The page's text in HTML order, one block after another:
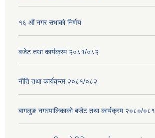
१६ ‌औं नगर सभाकाे निर्णय
बजेट तथा कार्यक्रम २०८१/०८२
नीति तथा कार्यक्रम २०८१/०८२
बागलुङ नगरपालिकाको बजेट तथा कार्यक्रम २०८०/०८१